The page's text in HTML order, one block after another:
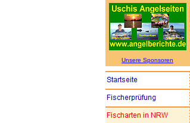
Unsere Sponsoren